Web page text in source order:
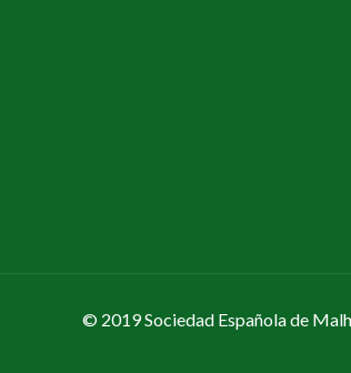
© 2019 Sociedad Española de